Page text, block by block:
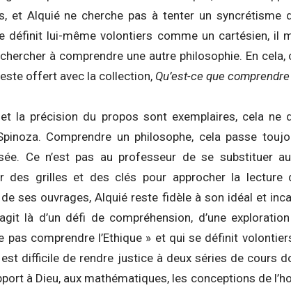
et Alquié ne cherche pas à tenter un syncrétisme
définit lui-même volontiers comme un cartésien, il
à comprendre une autre philosophie. En
offert avec la collection, Qu’est-ce que
la précision du propos sont exemplaires, cela ne
Comprendre un philosophe, cela passe
Ce n’est pas au professeur de se substituer
des grilles et des clés pour approcher la lecture
ses ouvrages, Alquié reste fidèle à son idéal et
là d’un défi de compréhension, d’une
pas comprendre l’Ethique » et qui se définit
difficile de rendre justice à deux séries de cours
à Dieu, aux mathématiques, les conceptions de